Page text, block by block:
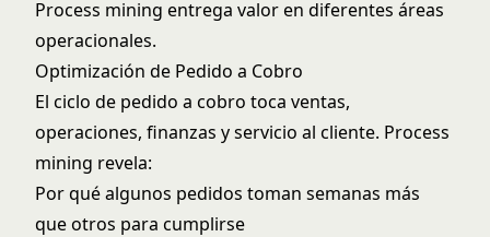
Process mining entrega valor en diferentes áreas
operacionales.
Optimización de Pedido a Cobro
El ciclo de pedido a cobro toca ventas,
operaciones, finanzas y servicio al cliente. Process
mining revela:
Por qué algunos pedidos toman semanas más
que otros para cumplirse